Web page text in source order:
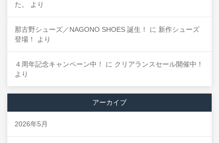
た。
より
那古野シューズ／NAGONO SHOES 誕生！ に 新作シューズ
登場！
より
４周年記念キャンペーン中！ に クリアランスセール開催中！
より
アーカイブ
2026年5月